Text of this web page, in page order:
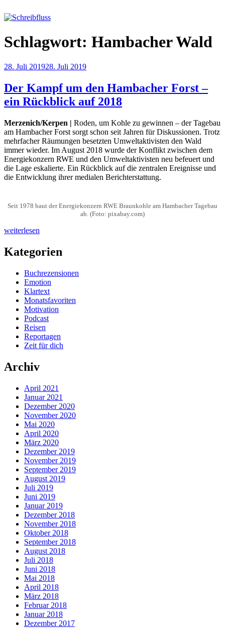
Inhalt
Schreibfluss
Schlagwort: Hambacher Wald
Veröffentlicht
28. Juli 201928. Juli 2019
Der Kampf um den Hambacher Forst –
ein Rückblick auf 2018
Merzenich/Kerpen | Roden, um Kohle zu gewinnen – der Tagebau
am Hambacher Forst sorgt schon seit Jahren für Diskussionen. Trotz
mehrfacher Räumungen besetzten Umweltaktivisten den Wald
immer wieder. Im August 2018 wurde der Konflikt zwischen dem
Energiekonzern RWE und den Umweltaktivisten neu befeuert und
die Lage eskalierte. Ein Rückblick auf die zentralen Ereignisse und
die Entwicklung ihrer medialen Berichterstattung.
Seit 1978 baut der Energiekonzern RWE Braunkohle am Hambacher Tagebau
ab. (Foto: pixabay.com)
„Der
um
den
Forst
Rückblick
2018“
weiterlesen
Kategorien
Buchrezensionen
Emotion
Klartext
Monatsfavoriten
Motivation
Podcast
Reisen
Reportagen
Zeit für dich
Archiv
April 2021
Januar 2021
Dezember 2020
November 2020
Mai 2020
April 2020
März 2020
Dezember 2019
November 2019
September 2019
August 2019
Juli 2019
Juni 2019
Januar 2019
Dezember 2018
November 2018
Oktober 2018
September 2018
August 2018
Juli 2018
Juni 2018
Mai 2018
April 2018
März 2018
Februar 2018
Januar 2018
Dezember 2017